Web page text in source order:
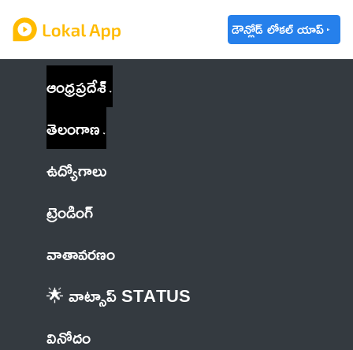
డౌన్లోడ్ లోకల్ యాప్
ఆంధ్రప్రదేశ్
తెలంగాణ
ఉద్యోగాలు
ట్రెండింగ్
వాతావరణం
🌟 వాట్సాప్ STATUS
వినోదం